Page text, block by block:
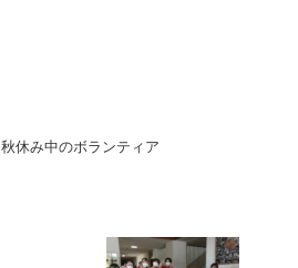
秋休み中のボランティア